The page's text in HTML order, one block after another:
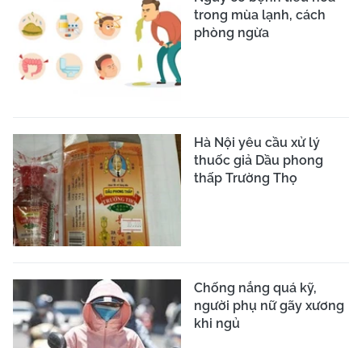
trong mùa lạnh, cách
phòng ngừa
Hà Nội yêu cầu xử lý
thuốc giả Dầu phong
thấp Trường Thọ
Chống nắng quá kỹ,
người phụ nữ gãy xương
khi ngủ